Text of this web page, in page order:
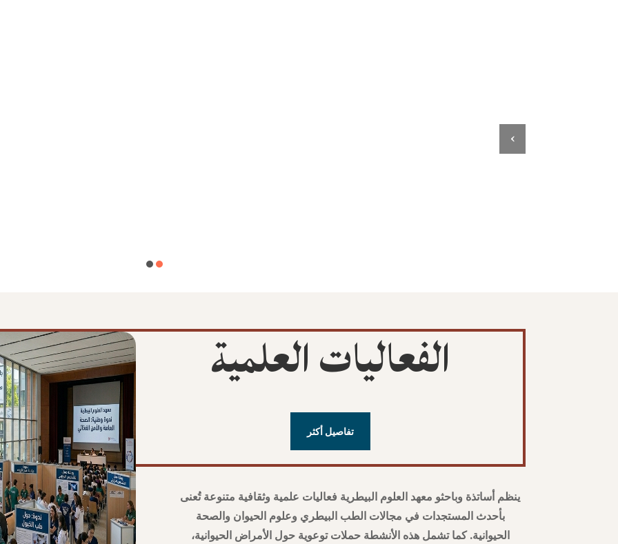
›
الفعاليات العلمية
تفاصيل أكثر
ينظم أساتذة وباحثو معهد العلوم البيطرية فعاليات علمية وثقافية متنوعة تُعنى
بأحدث المستجدات في مجالات الطب البيطري وعلوم الحيوان والصحة
الحيوانية. كما تشمل هذه الأنشطة حملات توعوية حول الأمراض الحيوانية،